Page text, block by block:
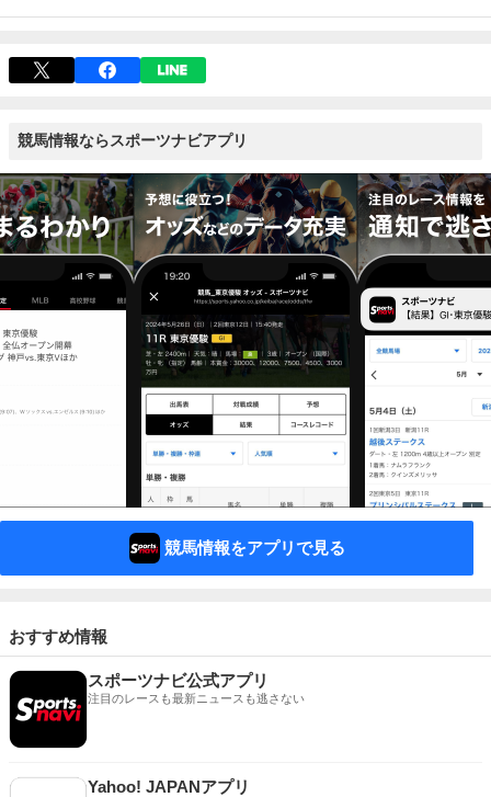
競馬情報ならスポーツナビアプリ
競馬情報をアプリで見る
おすすめ情報
スポーツナビ公式アプリ
注目のレースも最新ニュースも逃さない
Yahoo! JAPANアプリ